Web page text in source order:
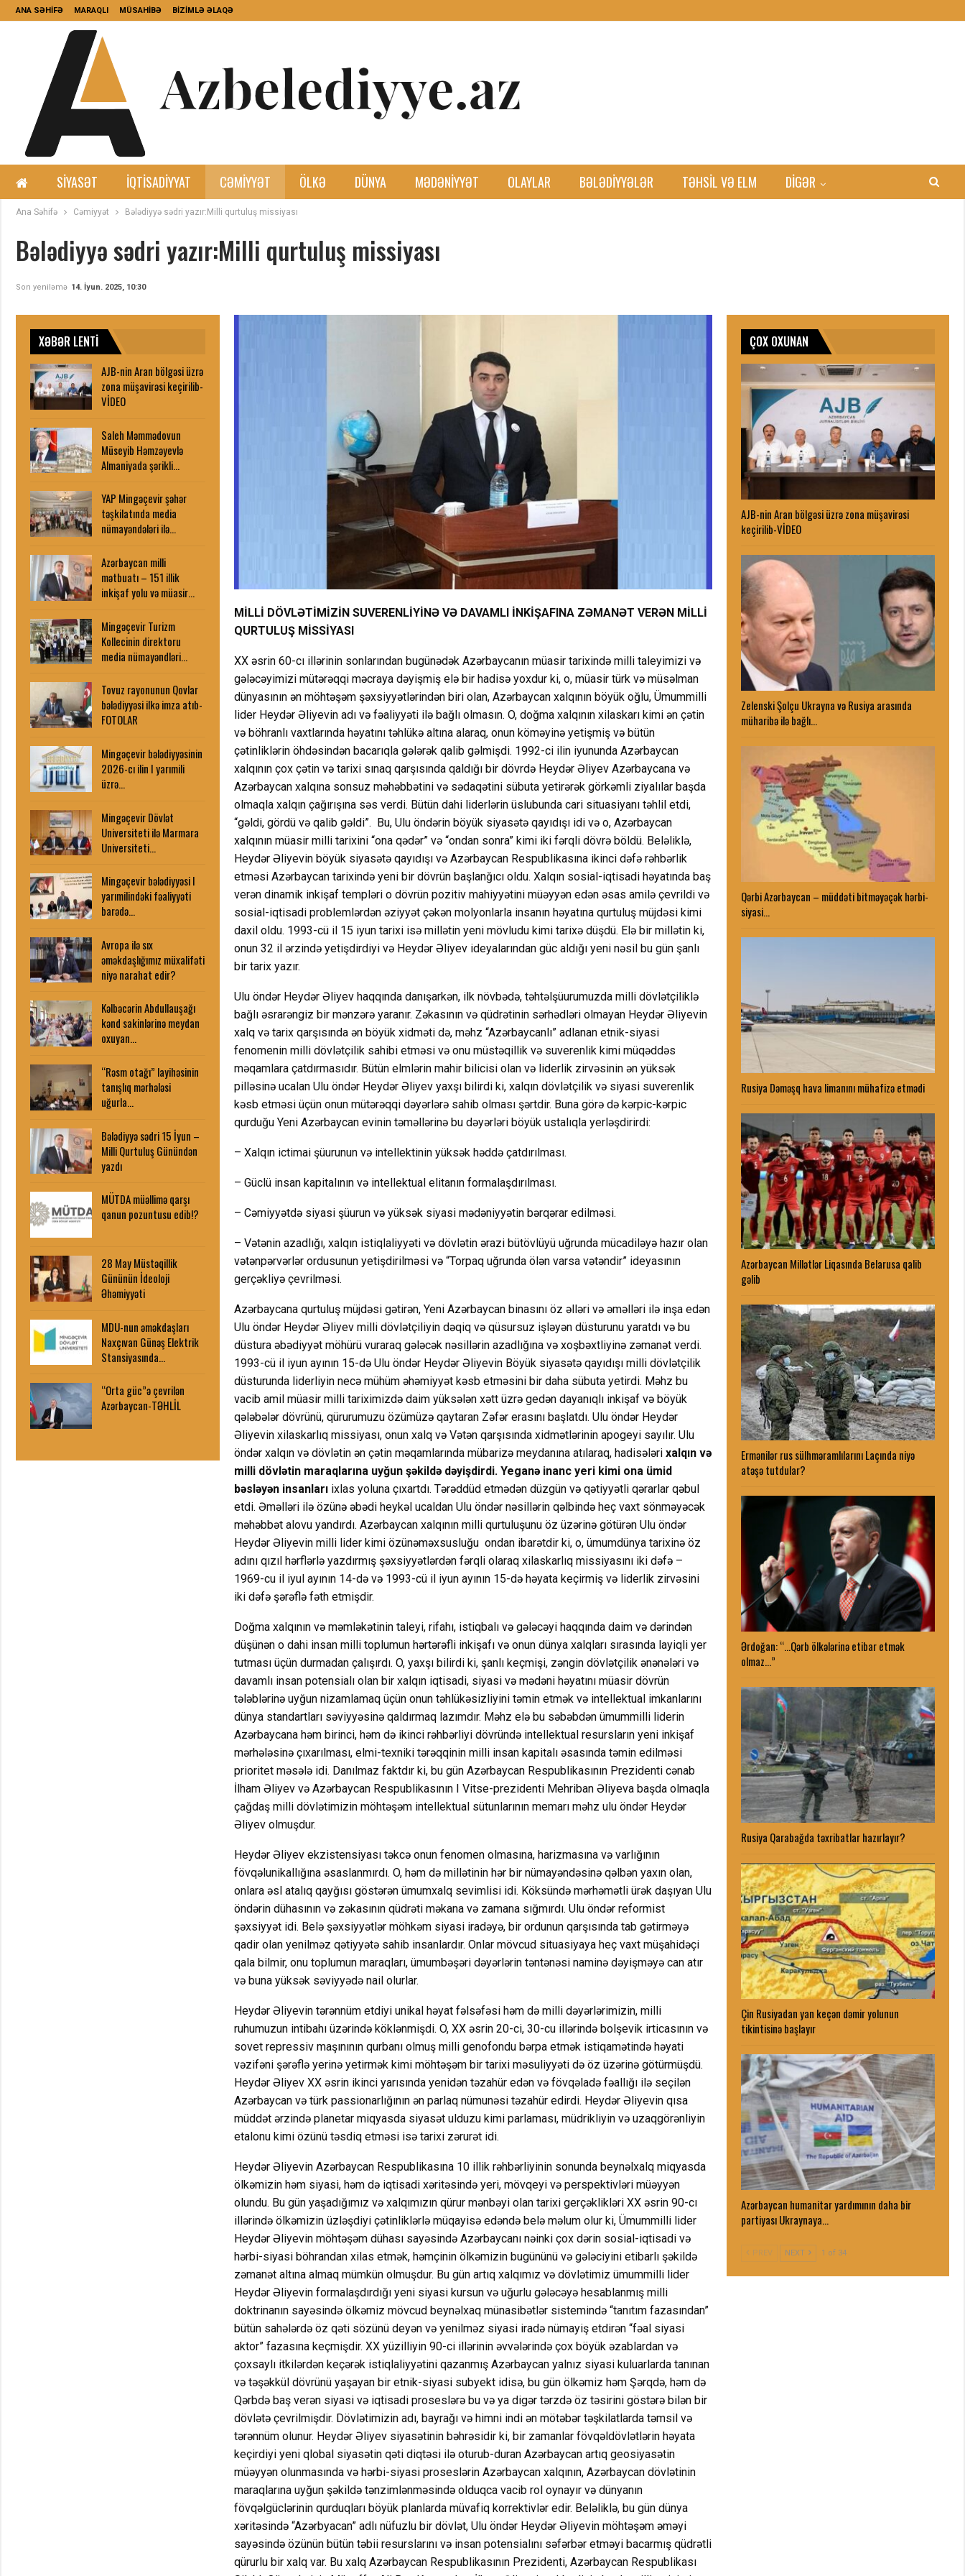
ANA SƏHİFƏ MARAQLI MÜSAHİBƏ BİZİMLƏ ƏLAQƏ
SIYASƏT İQTISADIYYAT CƏMIYYƏT ÖLKƏ DÜNYA MƏDƏNIYYƏT OLAYLAR BƏLƏDIYYƏLƏR TƏHSIL VƏ ELM DİGƏR
Ana Səhifə Cəmiyyət Bələdiyyə sədri yazır:Milli qurtuluş missiyası
Bələdiyyə sədri yazır:Milli qurtuluş missiyası
Son yeniləmə 14. İyun. 2025, 10:30
MİLLİ DÖVLƏTİMİZİN SUVERENLİYİNƏ VƏ DAVAMLI İNKİŞAFINA ZƏMANƏT VERƏN MİLLİ
QURTULUŞ MİSSİYASI
XX əsrin 60-cı illərinin sonlarından bugünədək Azərbaycanın müasir tarixində milli taleyimizi və
gələcəyimizi mütərəqqi məcraya dəyişmiş elə bir hadisə yoxdur ki, o, müasir türk və müsəlman
dünyasının ən möhtəşəm şəxsiyyətlərindən biri olan, Azərbaycan xalqının böyük oğlu, Ümummilli
lider Heydər Əliyevin adı və fəaliyyəti ilə bağlı olmasın. O, doğma xalqının xilaskarı kimi ən çətin
və böhranlı vaxtlarında həyatını təhlükə altına alaraq, onun köməyinə yetişmiş və bütün
çətinliklərin öhdəsindən bacarıqla gələrək qalib gəlmişdi. 1992-ci ilin iyununda Azərbaycan
xalqının çox çətin və tarixi sınaq qarşısında qaldığı bir dövrdə Heydər Əliyev Azərbaycana və
Azərbaycan xalqına sonsuz məhəbbətini və sədaqətini sübuta yetirərək görkəmli ziyalılar başda
olmaqla xalqın çağırışına səs verdi. Bütün dahi liderlərin üslubunda cari situasiyanı təhlil etdi,
“gəldi, gördü və qalib gəldi”. Bu, Ulu öndərin böyük siyasətə qayıdışı idi və o, Azərbaycan
xalqının müasir milli tarixini “ona qədər” və “ondan sonra” kimi iki fərqli dövrə böldü. Beləliklə,
Heydər Əliyevin böyük siyasətə qayıdışı və Azərbaycan Respublikasına ikinci dəfə rəhbərlik
etməsi Azərbaycan tarixində yeni bir dövrün başlanğıcı oldu. Xalqın sosial-iqtisadi həyatında baş
verən dinamik inkişaf templəri o dövrün pozitiv mahiyyətini müəyyən edən əsas amilə çevrildi və
sosial-iqtisadi problemlərdən əziyyət çəkən molyonlarla insanın həyatına qurtuluş müjdəsi kimi
daxil oldu. 1993-cü il 15 iyun tarixi isə millətin yeni mövludu kimi tarixə düşdü. Elə bir millətin ki,
onun 32 il ərzində yetişdirdiyi və Heydər Əliyev ideyalarından güc aldığı yeni nəsil bu gün şanlı
bir tarix yazır.
Ulu öndər Heydər Əliyev haqqında danışarkən, ilk növbədə, təhtəlşüurumuzda milli dövlətçiliklə
bağlı əsrarəngiz bir mənzərə yaranır. Zəkasının və qüdrətinin sərhədləri olmayan Heydər Əliyevin
xalq və tarix qarşısında ən böyük xidməti də, məhz “Azərbaycanlı” adlanan etnik-siyasi
fenomenin milli dövlətçilik sahibi etməsi və onu müstəqillik və suverenlik kimi müqəddəs
məqamlara çatdırmasıdır. Bütün elmlərin mahir bilicisi olan və liderlik zirvəsinin ən yüksək
pilləsinə ucalan Ulu öndər Heydər Əliyev yaxşı bilirdi ki, xalqın dövlətçilik və siyasi suverenlik
kəsb etməsi üçün onun mütərəqqi dəyərlərə sahib olması şərtdir. Buna görə də kərpic-kərpic
qurduğu Yeni Azərbaycan evinin təməllərinə bu dəyərləri böyük ustalıqla yerləşdirirdi:
– Xalqın ictimai şüurunun və intellektinin yüksək həddə çatdırılması.
– Güclü insan kapitalının və intellektual elitanın formalaşdırılması.
– Cəmiyyətdə siyasi şüurun və yüksək siyasi mədəniyyətin bərqərar edilməsi.
– Vətənin azadlığı, xalqın istiqlaliyyəti və dövlətin ərazi bütövlüyü uğrunda mücadiləyə hazır olan
vətənpərvərlər ordusunun yetişdirilməsi və “Torpaq uğrunda ölən varsa vətəndir” ideyasının
gerçəkliyə çevrilməsi.
Azərbaycana qurtuluş müjdəsi gətirən, Yeni Azərbaycan binasını öz əlləri və əməlləri ilə inşa edən
Ulu öndər Heydər Əliyev milli dövlətçiliyin dəqiq və qüsursuz işləyən düsturunu yaratdı və bu
düstura əbədiyyət möhürü vuraraq gələcək nəsillərin azadlığına və xoşbəxtliyinə zəmanət verdi.
1993-cü il iyun ayının 15-də Ulu öndər Heydər Əliyevin Böyük siyasətə qayıdışı milli dövlətçilik
düsturunda liderliyin necə mühüm əhəmiyyət kəsb etməsini bir daha sübuta yetirdi. Məhz bu
vacib amil müasir milli tariximizdə daim yüksələn xətt üzrə gedən dayanıqlı inkişaf və böyük
qələbələr dövrünü, qürurumuzu özümüzə qaytaran Zəfər erasını başlatdı. Ulu öndər Heydər
Əliyevin xilaskarlıq missiyası, onun xalq və Vətən qarşısında xidmətlərinin apogeyi sayılır. Ulu
öndər xalqın və dövlətin ən çətin məqamlarında mübarizə meydanına atılaraq, hadisələri xalqın və
milli dövlətin maraqlarına uyğun şəkildə dəyişdirdi. Yeganə inanc yeri kimi ona ümid
bəsləyən insanları ixlas yoluna çıxartdı. Tərəddüd etmədən düzgün və qətiyyətli qərarlar qəbul
etdi. Əməlləri ilə özünə əbədi heykəl ucaldan Ulu öndər nəsillərin qəlbində heç vaxt sönməyəcək
məhəbbət alovu yandırdı. Azərbaycan xalqının milli qurtuluşunu öz üzərinə götürən Ulu öndər
Heydər Əliyevin milli lider kimi özünəməxsusluğu ondan ibarətdir ki, o, ümumdünya tarixinə öz
adını qızıl hərflərlə yazdırmış şəxsiyyətlərdən fərqli olaraq xilaskarlıq missiyasını iki dəfə –
1969-cu il iyul ayının 14-də və 1993-cü il iyun ayının 15-də həyata keçirmiş və liderlik zirvəsini
iki dəfə şərəflə fəth etmişdir.
Doğma xalqının və məmləkətinin taleyi, rifahı, istiqbalı və gələcəyi haqqında daim və dərindən
düşünən o dahi insan milli toplumun hərtərəfli inkişafı və onun dünya xalqları sırasında layiqli yer
tutması üçün durmadan çalışırdı. O, yaxşı bilirdi ki, şanlı keçmişi, zəngin dövlətçilik ənənələri və
davamlı insan potensialı olan bir xalqın iqtisadi, siyasi və mədəni həyatını müasir dövrün
tələblərinə uyğun nizamlamaq üçün onun təhlükəsizliyini təmin etmək və intellektual imkanlarını
dünya standartları səviyyəsinə qaldırmaq lazımdır. Məhz elə bu səbəbdən ümummilli liderin
Azərbaycana həm birinci, həm də ikinci rəhbərliyi dövründə intellektual resursların yeni inkişaf
mərhələsinə çıxarılması, elmi-texniki tərəqqinin milli insan kapitalı əsasında təmin edilməsi
prioritet məsələ idi. Danılmaz faktdır ki, bu gün Azərbaycan Respublikasının Prezidenti cənab
İlham Əliyev və Azərbaycan Respublikasının I Vitse-prezidenti Mehriban Əliyeva başda olmaqla
çağdaş milli dövlətimizin möhtəşəm intellektual sütunlarının memarı məhz ulu öndər Heydər
Əliyev olmuşdur.
Heydər Əliyev ekzistensiyası təkcə onun fenomen olmasına, harizmasına və varlığının
fövqəlunikallığına əsaslanmırdı. O, həm də millətinin hər bir nümayəndəsinə qəlbən yaxın olan,
onlara əsl atalıq qayğısı göstərən ümumxalq sevimlisi idi. Köksündə mərhəmətli ürək daşıyan Ulu
öndərin dühasının və zəkasının qüdrəti məkana və zamana sığmırdı. Ulu öndər reformist
şəxsiyyət idi. Belə şəxsiyyətlər möhkəm siyasi iradəyə, bir ordunun qarşısında tab gətirməyə
qadir olan yenilməz qətiyyətə sahib insanlardır. Onlar mövcud situasiyaya heç vaxt müşahidəçi
qala bilmir, onu toplumun maraqları, ümumbəşəri dəyərlərin təntənəsi naminə dəyişməyə can atır
və buna yüksək səviyyədə nail olurlar.
Heydər Əliyevin tərənnüm etdiyi unikal həyat fəlsəfəsi həm də milli dəyərlərimizin, milli
ruhumuzun intibahı üzərində köklənmişdi. O, XX əsrin 20-ci, 30-cu illərində bolşevik irticasının və
sovet repressiv maşınının qurbanı olmuş milli genofondu bərpa etmək istiqamətində həyati
vəzifəni şərəflə yerinə yetirmək kimi möhtəşəm bir tarixi məsuliyyəti də öz üzərinə götürmüşdü.
Heydər Əliyev XX əsrin ikinci yarısında yenidən təzahür edən və fövqəladə fəallığı ilə seçilən
Azərbaycan və türk passionarlığının ən parlaq nümunəsi təzahür edirdi. Heydər Əliyevin qısa
müddət ərzində planetar miqyasda siyasət ulduzu kimi parlaması, müdrikliyin və uzaqgörənliyin
etalonu kimi özünü təsdiq etməsi isə tarixi zərurət idi.
Heydər Əliyevin Azərbaycan Respublikasına 10 illik rəhbərliyinin sonunda beynəlxalq miqyasda
ölkəmizin həm siyasi, həm də iqtisadi xəritəsində yeri, mövqeyi və perspektivləri müəyyən
olundu. Bu gün yaşadığımız və xalqımızın qürur mənbəyi olan tarixi gerçəklikləri XX əsrin 90-cı
illərində ölkəmizin üzləşdiyi çətinliklərlə müqayisə edəndə belə məlum olur ki, Ümummilli lider
Heydər Əliyevin möhtəşəm dühası sayəsində Azərbaycanı nəinki çox dərin sosial-iqtisadi və
hərbi-siyasi böhrandan xilas etmək, həmçinin ölkəmizin bugününü və gələciyini etibarlı şəkildə
zəmanət altına almaq mümkün olmuşdur. Bu gün artıq xalqımız və dövlətimiz ümummilli lider
Heydər Əliyevin formalaşdırdığı yeni siyasi kursun və uğurlu gələcəyə hesablanmış milli
doktrinanın sayəsində ölkəmiz mövcud beynəlxaq münasibətlər sistemində “tanıtım fazasından”
bütün sahələrdə öz qəti sözünü deyən və yenilməz siyasi iradə nümayiş etdirən “fəal siyasi
aktor” fazasına keçmişdir. XX yüzilliyin 90-ci illərinin əvvələrində çox böyük əzablardan və
çoxsaylı itkilərdən keçərək istiqlaliyyətini qazanmış Azərbaycan yalnız siyasi kuluarlarda tanınan
və təşəkkül dövrünü yaşayan bir etnik-siyasi subyekt idisə, bu gün ölkəmiz həm Şərqdə, həm də
Qərbdə baş verən siyasi və iqtisadi proseslərə bu və ya digər tərzdə öz təsirini göstərə bilən bir
dövlətə çevrilmişdir. Dövlətimizin adı, bayrağı və himni indi ən mötəbər təşkilatlarda təmsil və
tərənnüm olunur. Heydər Əliyev siyasətinin bəhrəsidir ki, bir zamanlar fövqəldövlətlərin həyata
keçirdiyi yeni qlobal siyasətin qəti diqtəsi ilə oturub-duran Azərbaycan artıq geosiyasətin
müəyyən olunmasında və hərbi-siyasi proseslərin Azərbaycan xalqının, Azərbaycan dövlətinin
maraqlarına uyğun şəkildə tənzimlənməsində olduqca vacib rol oynayır və dünyanın
fövqəlgüclərinin qurduqları böyük planlarda müvafiq korrektivlər edir. Beləliklə, bu gün dünya
xəritəsində “Azərbyacan” adlı nüfuzlu bir dövlət, Ulu öndər Heydər Əliyevin möhtəşəm əməyi
sayəsində özünün bütün təbii resurslarını və insan potensialını səfərbər etməyi bacarmış qüdrətli
qürurlu bir xalq var. Bu xalq Azərbaycan Respublikasının Prezidenti, Azərbaycan Respublikası
ÇOX OXUNAN
AJB-nin Aran bölgəsi üzrə zona müşavirəsi
keçirilib-VİDEO
Zelenski Şolçu Ukrayna və Rusiya arasında
müharibə ilə bağlı…
Qərbi Azərbaycan – müddəti bitməyəçək hərbi-
siyasi…
Rusiya Dəməşq hava limanını mühafizə etmədi
Azərbaycan Millətlər Liqasında Belarusa qalib
gəlib
Ermənilər rus sülhməramlılarını Laçında niyə
atəşə tutdular?
Ərdoğan: “…Qərb ölkələrinə etibar etmək
olmaz…”
Rusiya Qarabağda təxribatlar hazırlayır?
Çin Rusiyadan yan keçən dəmir yolunun
tikintisinə başlayır
Azərbaycan humanitar yardımının daha bir
partiyası Ukraynaya…
PREV NEXT 1 of 34
XƏBƏR LENTİ
AJB-nin Aran bölgəsi üzrə
zona müşavirəsi keçirilib-
VİDEO
Saleh Məmmədovun
Müseyib Həmzəyevlə
Almaniyada şərikli…
YAP Mingəçevir şəhər
təşkilatında media
nümayəndələri ilə…
Azərbaycan milli
mətbuatı – 151 illik
inkişaf yolu və müasir…
Mingəçevir Turizm
Kollecinin direktoru
media nümayəndləri…
Tovuz rayonunun Qovlar
bələdiyyəsi ilkə imza atıb-
FOTOLAR
Mingəçevir bələdiyyəsinin
2026-cı ilin I yarımili
üzrə…
Mingəçevir Dövlət
Universiteti ilə Marmara
Universiteti…
Mingəçevir bələdiyyəsi I
yarımilindəki fəaliyyəti
barədə…
Avropa ilə sıx
əməkdaşlığımız müxalifəti
niyə narahat edir?
Kəlbəcərin Abdullauşağı
kənd sakinlərinə meydan
oxuyan…
“Rəsm otağı” layihəsinin
tanışlıq mərhələsi
uğurla…
Bələdiyyə sədri 15 İyun –
Milli Qurtuluş Günündən
yazdı
MÜTDA müəllimə qarşı
qanun pozuntusu edib!?
28 May Müstəqillik
Gününün İdeoloji
Əhəmiyyəti
MDU-nun əməkdaşları
Naxçıvan Günəş Elektrik
Stansiyasında…
“Orta güc”ə çevrilən
Azərbaycan-TƏHLİL